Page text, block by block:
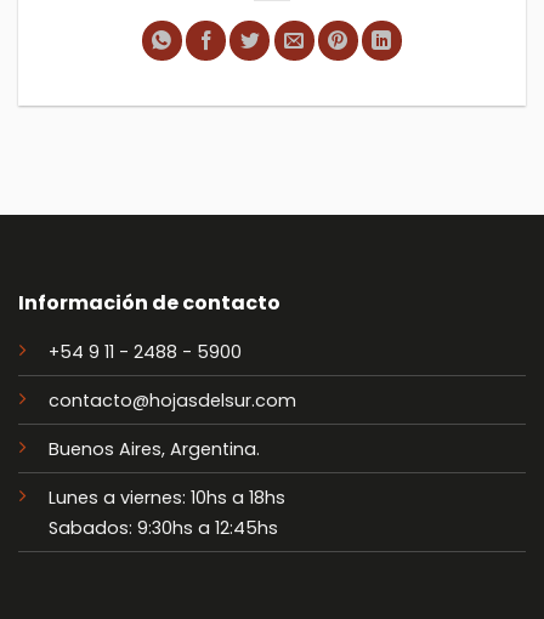
Información de contacto
+54 9 11 - 2488 - 5900
contacto@hojasdelsur.com
Buenos Aires, Argentina.
Lunes a viernes: 10hs a 18hs
Sabados: 9:30hs a 12:45hs